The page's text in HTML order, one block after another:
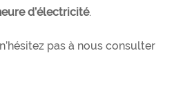
d’électricité.
pas à nous consulter